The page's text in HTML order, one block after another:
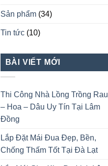
Sản phẩm(34)
Tin tức(10)
BÀI VIẾT MỚI
Thi Công Nhà Lồng Trồng Rau
– Hoa – Dâu Uy Tín Tại Lâm
Đồng
Lắp Đặt Mái Đua Đẹp, Bền,
Chống Thấm Tốt Tại Đà Lạt